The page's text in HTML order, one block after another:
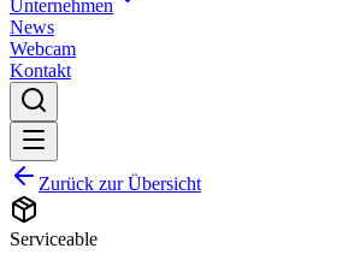
Unternehmen
News
Webcam
Kontakt
Zurück zur Übersicht
Serviceable